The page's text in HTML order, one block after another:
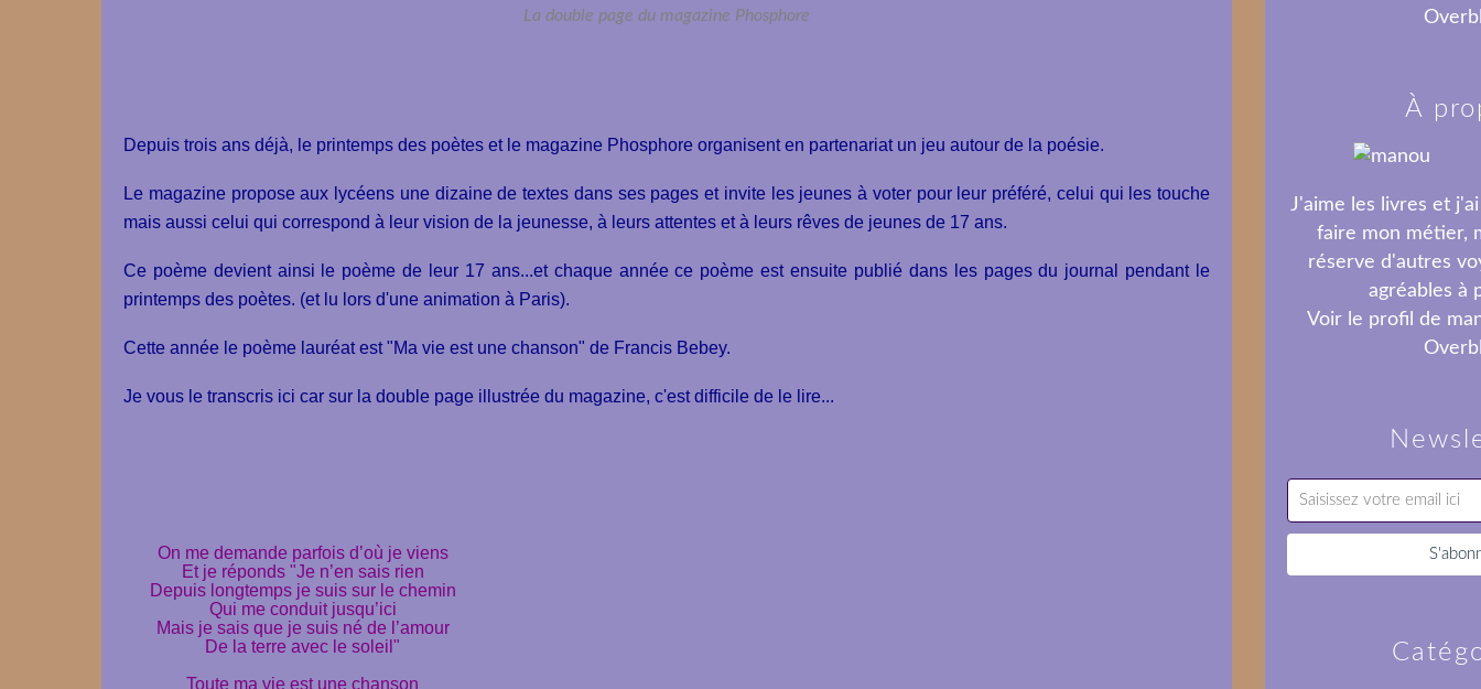
La double page du magazine Phosphore
Depuis trois ans déjà, le printemps des poètes et le magazine Phosphore organisent en partenariat un jeu autour de la poésie.
Le magazine propose aux lycéens une dizaine de textes dans ses pages et invite les jeunes à voter pour leur préféré, celui qui les touche
mais aussi celui qui correspond à leur vision de la jeunesse, à leurs attentes et à leurs rêves de jeunes de 17 ans.
Ce poème devient ainsi le poème de leur 17 ans...et chaque année ce poème est ensuite publié dans les pages du journal pendant le
printemps des poètes. (et lu lors d'une animation à Paris).
Cette année le poème lauréat est "Ma vie est une chanson" de Francis Bebey.
Je vous le transcris ici car sur la double page illustrée du magazine, c'est difficile de le lire...
On me demande parfois d’où je viens
Et je réponds "Je n’en sais rien
Depuis longtemps je suis sur le chemin
Qui me conduit jusqu’ici
Mais je sais que je suis né de l’amour
De la terre avec le soleil"
Toute ma vie est une chanson
À
J'aime les livres et
faire mon métier,
réserve d'autres
agréables à
Voir le profil de